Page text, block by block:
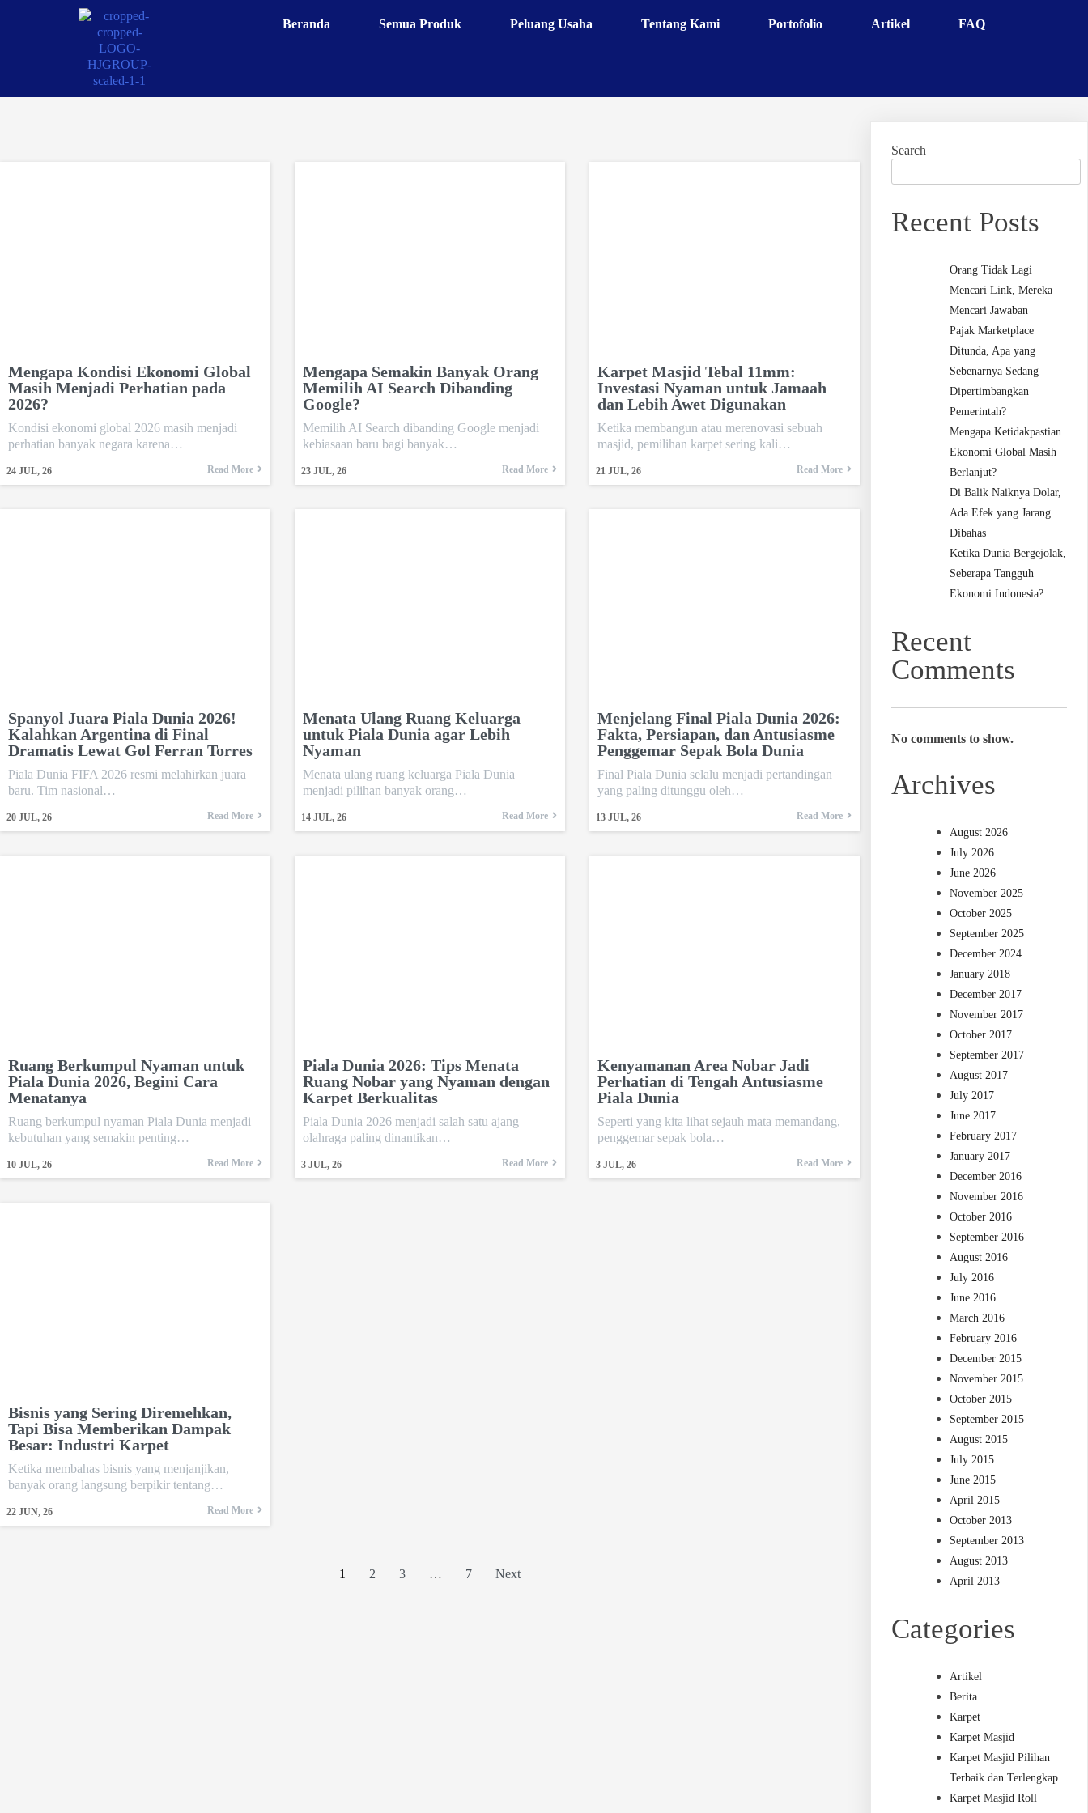
Beranda Semua Produk Peluang Usaha Tentang Kami Portofolio Artikel FAQ
Mengapa Kondisi Ekonomi Global
Masih Menjadi Perhatian pada
2026?
24 JUL, 26
Kondisi ekonomi global 2026 masih menjadi
perhatian banyak negara karena…
Read More
Mengapa Semakin Banyak Orang
Memilih AI Search Dibanding
Google?
23 JUL, 26
Memilih AI Search dibanding Google menjadi
kebiasaan baru bagi banyak…
Read More
Karpet Masjid Tebal 11mm:
Investasi Nyaman untuk Jamaah
dan Lebih Awet Digunakan
21 JUL, 26
Ketika membangun atau merenovasi sebuah
masjid, pemilihan karpet sering kali…
Read More
Spanyol Juara Piala Dunia 2026!
Kalahkan Argentina di Final
Dramatis Lewat Gol Ferran Torres
20 JUL, 26
Piala Dunia FIFA 2026 resmi melahirkan juara
baru. Tim nasional…
Read More
Menata Ulang Ruang Keluarga
untuk Piala Dunia agar Lebih
Nyaman
14 JUL, 26
Menata ulang ruang keluarga Piala Dunia
menjadi pilihan banyak orang…
Read More
Menjelang Final Piala Dunia 2026:
Fakta, Persiapan, dan Antusiasme
Penggemar Sepak Bola Dunia
13 JUL, 26
Final Piala Dunia selalu menjadi pertandingan
yang paling ditunggu oleh…
Read More
Ruang Berkumpul Nyaman untuk
Piala Dunia 2026, Begini Cara
Menatanya
10 JUL, 26
Ruang berkumpul nyaman Piala Dunia menjadi
kebutuhan yang semakin penting…
Read More
Piala Dunia 2026: Tips Menata
Ruang Nobar yang Nyaman dengan
Karpet Berkualitas
3 JUL, 26
Piala Dunia 2026 menjadi salah satu ajang
olahraga paling dinantikan…
Read More
Kenyamanan Area Nobar Jadi
Perhatian di Tengah Antusiasme
Piala Dunia
3 JUL, 26
Seperti yang kita lihat sejauh mata memandang,
penggemar sepak bola…
Read More
Bisnis yang Sering Diremehkan,
Tapi Bisa Memberikan Dampak
Besar: Industri Karpet
22 JUN, 26
Ketika membahas bisnis yang menjanjikan,
banyak orang langsung berpikir tentang…
Read More
1 2 3 … 7 Next
Search
Recent Posts
Orang Tidak Lagi
Mencari Link, Mereka
Mencari Jawaban
Pajak Marketplace
Ditunda, Apa yang
Sebenarnya Sedang
Dipertimbangkan
Pemerintah?
Mengapa Ketidakpastian
Ekonomi Global Masih
Berlanjut?
Di Balik Naiknya Dolar,
Ada Efek yang Jarang
Dibahas
Ketika Dunia Bergejolak,
Seberapa Tangguh
Ekonomi Indonesia?
Recent
Comments
No comments to show.
Archives
August 2026
July 2026
June 2026
November 2025
October 2025
September 2025
December 2024
January 2018
December 2017
November 2017
October 2017
September 2017
August 2017
July 2017
June 2017
February 2017
January 2017
December 2016
November 2016
October 2016
September 2016
August 2016
July 2016
June 2016
March 2016
February 2016
December 2015
November 2015
October 2015
September 2015
August 2015
July 2015
June 2015
April 2015
October 2013
September 2013
August 2013
April 2013
Categories
Artikel
Berita
Karpet
Karpet Masjid
Karpet Masjid Pilihan
Terbaik dan Terlengkap
Karpet Masjid Roll